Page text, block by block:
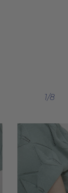
1/8